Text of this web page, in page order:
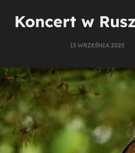
Koncert w
13 WRZEŚNIA 2025